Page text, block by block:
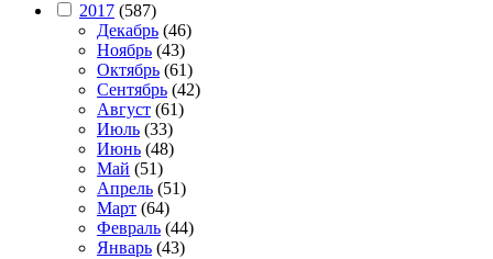
2017 (587)
Декабрь (46)
Ноябрь (43)
Октябрь (61)
Сентябрь (42)
Август (61)
Июль (33)
Июнь (48)
Май (51)
Апрель (51)
Март (64)
Февраль (44)
Январь (43)